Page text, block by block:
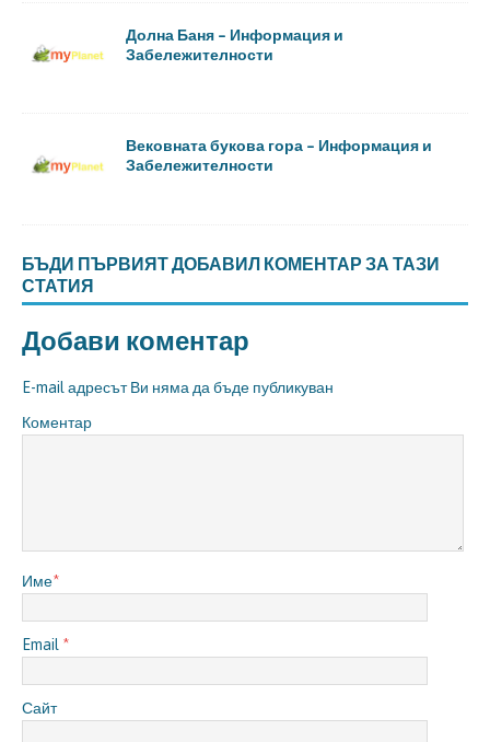
Долна Баня – Информация и
Забележителности
Вековната букова гора – Информация и
Забележителности
БЪДИ ПЪРВИЯТ ДОБАВИЛ КОМЕНТАР ЗА ТАЗИ
СТАТИЯ
Добави коментар
E-mail адресът Ви няма да бъде публикуван
Коментар
Име*
Email *
Сайт